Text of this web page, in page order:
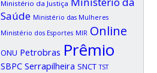
Ministério da Justiça
Saúde Ministério das Mulheres
Ministério dos Esportes MIR Online
ONU Petrobras Prêmio
SBPC Serrapilheira SNCT TST